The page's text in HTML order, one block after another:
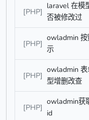
[PHP]
laravel 在模
否被修改过
[PHP]
owladmin 按
示
[PHP]
owladmin 表
型增删改查
[PHP]
owladmin获
id